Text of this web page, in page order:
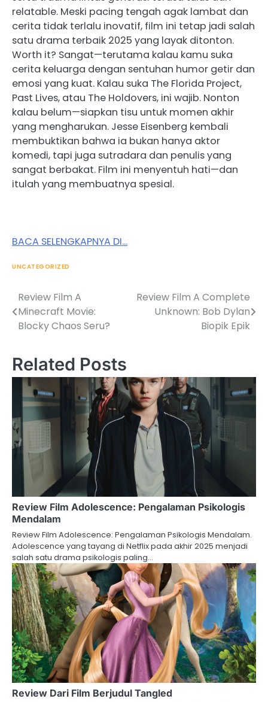
relatable. Meski pacing tengah agak lambat dan
cerita tidak terlalu inovatif, film ini tetap jadi salah
satu drama terbaik 2025 yang layak ditonton.
Worth it? Sangat—terutama kalau kamu suka
cerita keluarga dengan sentuhan humor getir dan
emosi yang kuat. Kalau suka The Florida Project,
Past Lives, atau The Holdovers, ini wajib. Nonton
kalau belum—siapkan tisu untuk momen akhir
yang mengharukan. Jesse Eisenberg kembali
membuktikan bahwa ia bukan hanya aktor
komedi, tapi juga sutradara dan penulis yang
sangat berbakat. Film ini menyentuh hati—dan
itulah yang membuatnya spesial.
BACA SELENGKAPNYA DI…
UNCATEGORIZED
Post
navigation
Review Film A
Minecraft Movie:
Blocky Chaos Seru?
Review Film A Complete
Unknown: Bob Dylan
Biopik Epik
Related Posts
Review Film Adolescence: Pengalaman Psikologis
Mendalam
Review Film Adolescence: Pengalaman Psikologis Mendalam.
Adolescence yang tayang di Netflix pada akhir 2025 menjadi
salah satu drama psikologis paling…
Review Dari Film Berjudul Tangled